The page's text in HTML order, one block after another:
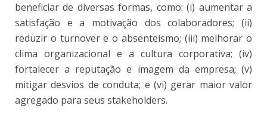
beneficiar de diversas formas, como: (i) aumentar a
satisfação e a motivação dos colaboradores; (ii)
reduzir o turnover e o absenteísmo; (iii) melhorar o
clima organizacional e a cultura corporativa; (iv)
fortalecer a reputação e imagem da empresa; (v)
mitigar desvios de conduta; e (vi) gerar maior valor
agregado para seus stakeholders.